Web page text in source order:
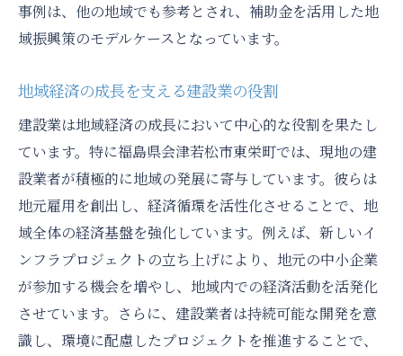
事例は、他の地域でも参考とされ、補助金を活用した地
域振興策のモデルケースとなっています。
地域経済の成長を支える建設業の役割
建設業は地域経済の成長において中心的な役割を果たし
ています。特に福島県会津若松市東栄町では、現地の建
設業者が積極的に地域の発展に寄与しています。彼らは
地元雇用を創出し、経済循環を活性化させることで、地
域全体の経済基盤を強化しています。例えば、新しいイ
ンフラプロジェクトの立ち上げにより、地元の中小企業
が参加する機会を増やし、地域内での経済活動を活発化
させています。さらに、建設業者は持続可能な開発を意
識し、環境に配慮したプロジェクトを推進することで、